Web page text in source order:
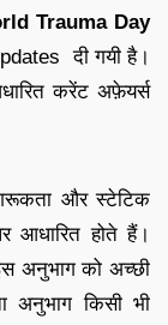
Trauma Day
दी गयी है।
करेंट अफ़ेयर्स
और स्टेटिक
आधारित होते हैं।
अनुभाग को अच्छी
अनुभाग किसी भी